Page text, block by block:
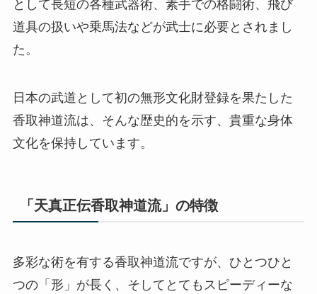
として長短の各種武器術、素手での格闘術、飛び
道具の扱いや乗馬法などが武士に必要とされまし
た。
日本の武道として初の無形文化財登録を果たした
香取神道流は、そんな歴史的を示す、貴重な身体
文化を保持しています。
「天真正伝香取神道流」の特徴
多彩な術を有する香取神道流ですが、ひとつひと
つの「形」が長く、そしてとてもスピーディーな